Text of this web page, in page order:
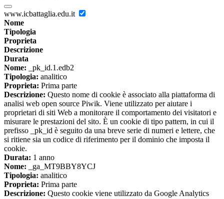
www.icbattaglia.edu.it
Nome
Tipologia
Proprieta
Descrizione
Durata
Nome: _pk_id.1.edb2
Tipologia: analitico
Proprieta: Prima parte
Descrizione: Questo nome di cookie è associato alla piattaforma di
analisi web open source Piwik. Viene utilizzato per aiutare i
proprietari di siti Web a monitorare il comportamento dei visitatori e
misurare le prestazioni del sito. È un cookie di tipo pattern, in cui il
prefisso _pk_id è seguito da una breve serie di numeri e lettere, che
si ritiene sia un codice di riferimento per il dominio che imposta il
cookie.
Durata: 1 anno
Nome: _ga_MT9BBY8YCJ
Tipologia: analitico
Proprieta: Prima parte
Descrizione: Questo cookie viene utilizzato da Google Analytics